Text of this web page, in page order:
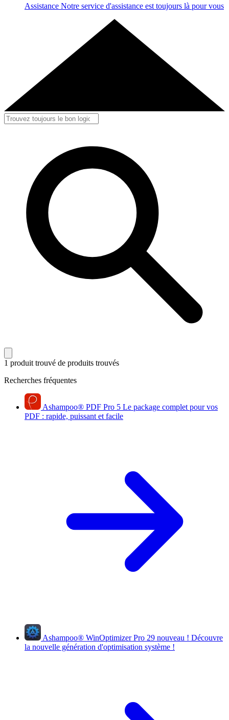
Assistance Notre service d'assistance est toujours là pour vous
1 produit trouvé de produits trouvés
Recherches fréquentes
Ashampoo® PDF Pro 5 Le package complet pour vos
PDF : rapide, puissant et facile
Ashampoo® WinOptimizer Pro 29 nouveau ! Découvre
la nouvelle génération d'optimisation système !